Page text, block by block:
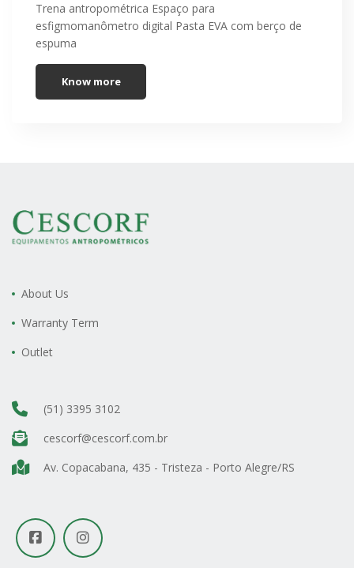
Trena antropométrica Espaço para
esfigmomanômetro digital Pasta EVA com berço de
espuma
Know more
About Us
Warranty Term
Outlet
(51) 3395 3102
cescorf@cescorf.com.br
Av. Copacabana, 435 - Tristeza - Porto Alegre/RS